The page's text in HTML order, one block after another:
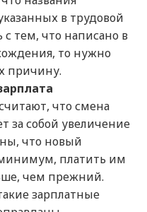
в трудовой
тем, что написано в
то нужно
причину.
что смена
за собой увеличение
что новый
платить им
чем прежний.
зарплатные